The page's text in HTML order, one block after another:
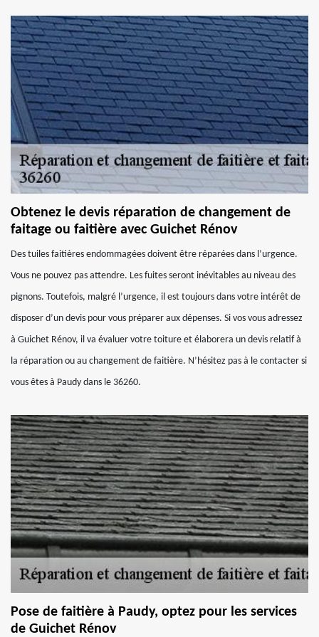
Obtenez le devis réparation de changement de
faitage ou faitière avec Guichet Rénov
Des tuiles faitières endommagées doivent être réparées dans l’urgence.
Vous ne pouvez pas attendre. Les fuites seront inévitables au niveau des
pignons. Toutefois, malgré l’urgence, il est toujours dans votre intérêt de
disposer d’un devis pour vous préparer aux dépenses. Si vos vous adressez
à Guichet Rénov, il va évaluer votre toiture et élaborera un devis relatif à
la réparation ou au changement de faitière. N’hésitez pas à le contacter si
vous êtes à Paudy dans le 36260.
Pose de faitière à Paudy, optez pour les services
de Guichet Rénov